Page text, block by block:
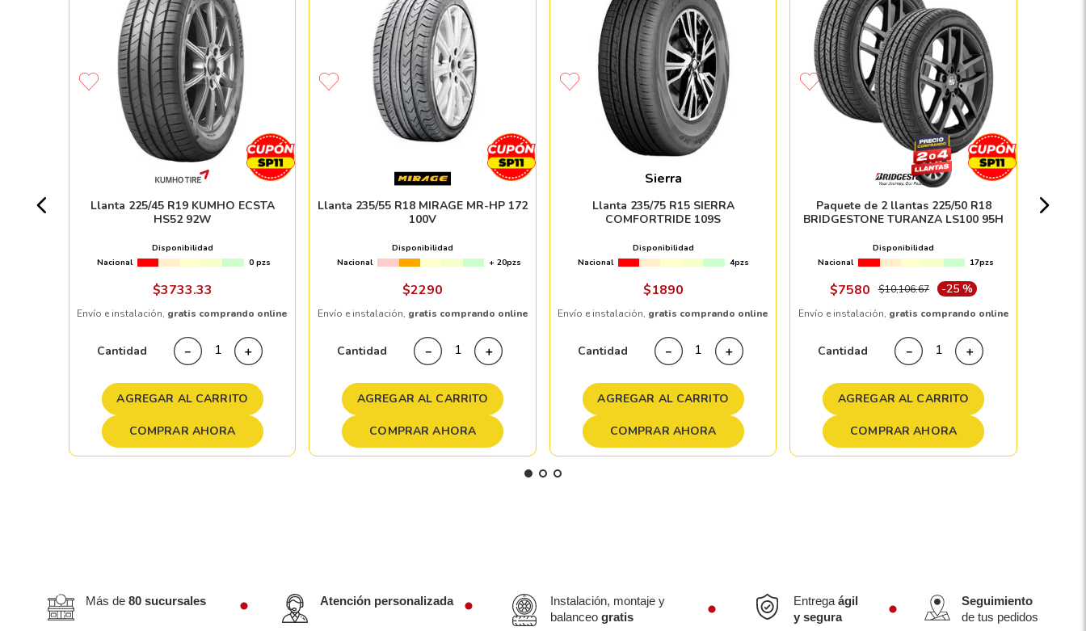
Llanta 225/45 R19 KUMHO ECSTA
HS52 92W
Disponibilidad
Nacional
0 pzs
$3733.33
Envío e instalación, gratis comprando online
Cantidad ＋
－
AGREGAR AL CARRITO
COMPRAR AHORA
Llanta 235/55 R18 MIRAGE MR-HP 172
100V
Disponibilidad
Nacional
+ 20pzs
$2290
Envío e instalación, gratis comprando online
Cantidad ＋
－
AGREGAR AL CARRITO
COMPRAR AHORA
Sierra
Llanta 235/75 R15 SIERRA
COMFORTRIDE 109S
Disponibilidad
Nacional
4pzs
$1890
Envío e instalación, gratis comprando online
Cantidad ＋
－
AGREGAR AL CARRITO
COMPRAR AHORA
Paquete de 2 llantas 225/50 R18
BRIDGESTONE TURANZA LS100 95H
Disponibilidad
Nacional
17pzs
$7580 $10,106.67 -25 %
Envío e instalación, gratis comprando online
Cantidad ＋
－
AGREGAR AL CARRITO
COMPRAR AHORA
Más de 80 sucursales Atención personalizada
Instalación, montaje y
balanceogratis
Entregaágil
y segura
Seguimiento
de tus pedidos